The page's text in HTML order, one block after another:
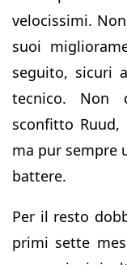
velocissimi.
suoi
seguito, sicuri
tecnico. Non
sconfitto
ma pur sempre
battere.
Per il resto
primi sette